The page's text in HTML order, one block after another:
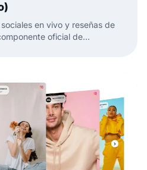
en vivo y reseñas de
oficial de